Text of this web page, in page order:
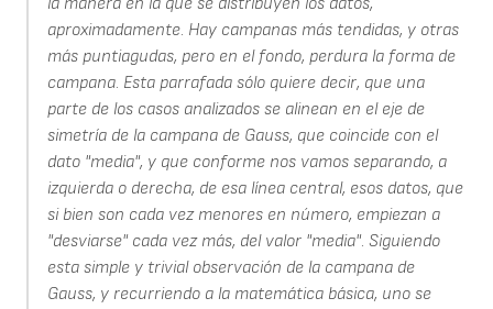
aproximadamente. Hay campanas más tendidas, y otras
más puntiagudas, pero en el fondo, perdura la forma de
campana. Esta parrafada sólo quiere decir, que una
parte de los casos analizados se alinean en el eje de
simetría de la campana de Gauss, que coincide con el
dato "media", y que conforme nos vamos separando, a
izquierda o derecha, de esa línea central, esos datos, que
si bien son cada vez menores en número, empiezan a
"desviarse" cada vez más, del valor "media". Siguiendo
esta simple y trivial observación de la campana de
Gauss, y recurriendo a la matemática básica, uno se